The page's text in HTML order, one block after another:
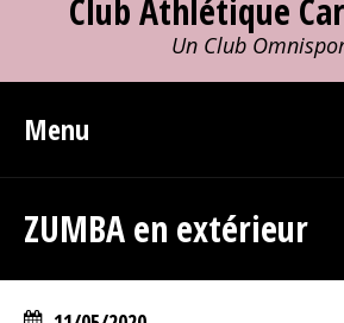
Club Athlétique
Un Club
Menu
ZUMBA en extérieur